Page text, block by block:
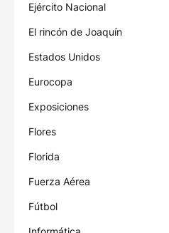
Ejército Nacional
El rincón de Joaquín
Estados Unidos
Eurocopa
Exposiciones
Flores
Florida
Fuerza Aérea
Fútbol